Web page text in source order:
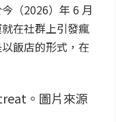
（2026）年 6 月
在社群上引發瘋
飯店的形式，在